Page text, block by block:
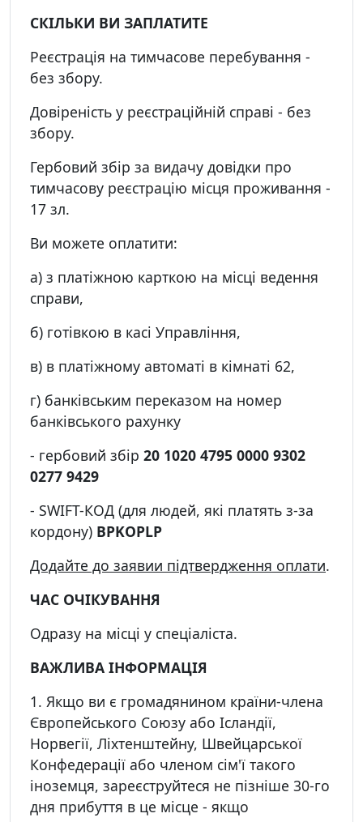
СКІЛЬКИ ВИ ЗАПЛАТИТЕ
Реєстрація на тимчасове перебування -
без збору.
Довіреність у реєстраційній справі - без
збору.
Гербовий збір за видачу довідки про
тимчасову реєстрацію місця проживання -
17 зл.
Ви можете оплатити:
а) з платіжною карткою на місці ведення
справи,
б) готівкою в касі Управління,
в) в платіжному автоматі в кімнаті 62,
г) банківським переказом на номер
банківського рахунку
- гербовий збір 20 1020 4795 0000 9302
0277 9429
- SWIFT-КОД (для людей, які платять з-за
кордону) BPKOPLP
Додайте до заявии підтвердження оплати.
ЧАС ОЧІКУВАННЯ
Одразу на місці у спеціаліста.
ВАЖЛИВА ІНФОРМАЦІЯ
1. Якщо ви є громадянином країни-члена
Європейського Союзу або Ісландії,
Норвегії, Ліхтенштейну, Швейцарської
Конфедерації або членом сім'ї такого
іноземця, зареєструйтеся не пізніше 30-го
дня прибуття в це місце - якщо